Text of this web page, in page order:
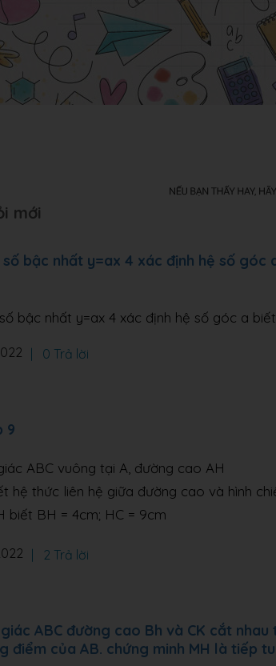
mới
số bậc nhất y=ax 4 xác định hệ số
bậc nhất y=ax 4 xác định hệ số góc a
0 Trả lời
9
ABC vuông tại A, đường cao AH
hệ thức liên hệ giữa đường cao và hình
biết BH = 4cm; HC = 9cm
2 Trả lời
ABC đường cao Bh và CK cắt
điểm của AB. chứng minh MH là tiếp